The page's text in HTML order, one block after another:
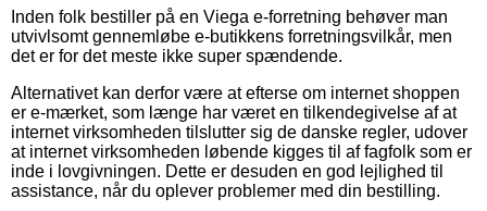
Inden folk bestiller på en Viega e-forretning behøver man
utvivlsomt gennemløbe e-butikkens forretningsvilkår, men
det er for det meste ikke super spændende.
Alternativet kan derfor være at efterse om internet shoppen
er e-mærket, som længe har været en tilkendegivelse af at
internet virksomheden tilslutter sig de danske regler, udover
at internet virksomheden løbende kigges til af fagfolk som er
inde i lovgivningen. Dette er desuden en god lejlighed til
assistance, når du oplever problemer med din bestilling.